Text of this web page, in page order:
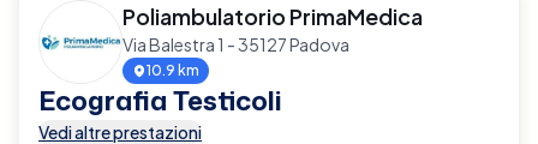
Poliambulatorio PrimaMedica
Via Balestra 1 - 35127 Padova
10.9 km
Ecografia Testicoli
Vedi altre prestazioni